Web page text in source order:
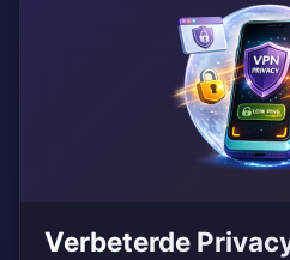
Verbeterde